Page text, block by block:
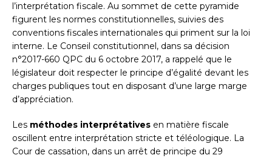
l’interprétation fiscale. Au sommet de cette pyramide
figurent les normes constitutionnelles, suivies des
conventions fiscales internationales qui priment sur la loi
interne. Le Conseil constitutionnel, dans sa décision
n°2017-660 QPC du 6 octobre 2017, a rappelé que le
législateur doit respecter le principe d’égalité devant les
charges publiques tout en disposant d’une large marge
d’appréciation.
Les méthodes interprétatives en matière fiscale
oscillent entre interprétation stricte et téléologique. La
Cour de cassation, dans un arrêt de principe du 29